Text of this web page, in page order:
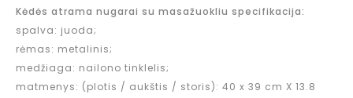
Kėdės atrama nugarai su masažuokliu specifikacija:
spalva: juoda;
rėmas: metalinis;
medžiaga: nailono tinklelis;
matmenys: (plotis / aukštis / storis): 40 x 39 cm X 13.8